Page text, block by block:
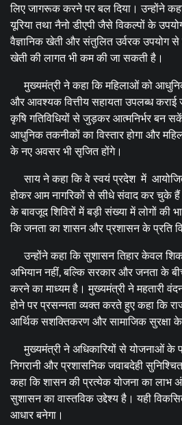
लिए जागरूक करने पर बल दिया। उन्होंने
यूरिया तथा नैनो डीएपी जैसे विकल्पों के
वैज्ञानिक खेती और संतुलित उर्वरक उपयोग
खेती की लागत भी कम की जा सकती है।
मुख्यमंत्री ने कहा कि महिलाओं को
और आवश्यक वित्तीय सहायता उपलब्ध कराई
कृषि गतिविधियों से जुड़कर आत्मनिर्भर बन
आधुनिक तकनीकों का विस्तार होगा और
के नए अवसर भी सृजित होंगे।
साय ने कहा कि वे स्वयं प्रदेश में आयोजित
होकर आम नागरिकों से सीधे संवाद कर चुके हैं।
के बावजूद शिविरों में बड़ी संख्या में लोगों की
कि जनता का शासन और प्रशासन के प्रति
उन्होंने कहा कि सुशासन तिहार केवल
अभियान नहीं, बल्कि सरकार और जनता के
करने का माध्यम है। मुख्यमंत्री ने महतारी
होने पर प्रसन्नता व्यक्त करते हुए कहा कि
आर्थिक सशक्तिकरण और सामाजिक सुरक्षा के
मुख्यमंत्री ने अधिकारियों से योजनाओं के
निगरानी और प्रशासनिक जवाबदेही
कहा कि शासन की प्रत्येक योजना का लाभ
सुशासन का वास्तविक उद्देश्य है। यही
आधार बनेगा।